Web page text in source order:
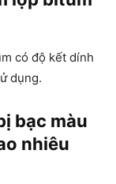
có độ kết dính
dụng.
bạc màu
nhiêu